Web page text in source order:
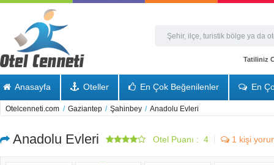
Tatiliniz
Anasayfa Oteller En Çok Beğenilenler En
Otelcenneti.com / Gaziantep / Şahinbey / Anadolu Evleri
Anadolu Evleri Otel Puanı : 4 1 kişi